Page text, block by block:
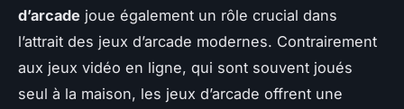
d’arcade joue également un rôle crucial dans
l’attrait des jeux d’arcade modernes. Contrairement
aux jeux vidéo en ligne, qui sont souvent joués
seul à la maison, les jeux d’arcade offrent une